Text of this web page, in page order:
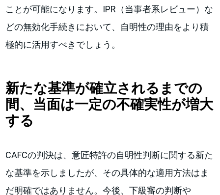
ことが可能になります。IPR（当事者系レビュー）な
どの無効化手続きにおいて、自明性の理由をより積
極的に活用すべきでしょう。
新たな基準が確立されるまでの
間、当面は一定の不確実性が増大
する
CAFCの判決は、意匠特許の自明性判断に関する新た
な基準を示しましたが、その具体的な適用方法はま
だ明確ではありません。今後、下級審の判断や